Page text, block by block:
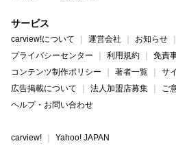
サービス
carview!について 運営会社 お知らせ
プライバシーセンター
利用規約
免責
コンテンツ制作ポリシー
著者一覧
サ
広告掲載について
法人加盟店募集
ご
ヘルプ・お問い合わせ
carview! Yahoo! JAPAN